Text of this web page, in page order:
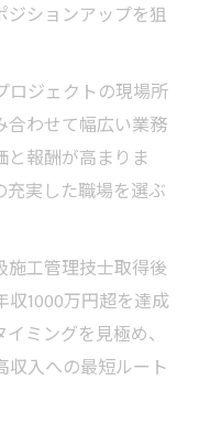
ジションアップを狙
ロジェクトの現場所
合わせて幅広い業務
報酬が高まりま
実した職場を選ぶ
施工管理技士取得後
収1000万円超を達成
ミングを見極め、
入への最短ルート